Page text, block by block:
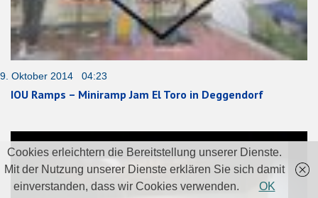
9. Oktober 2014 04:23
IOU Ramps – Miniramp Jam El Toro in Deggendorf
Cookies erleichtern die Bereitstellung unserer Dienste.
Mit der Nutzung unserer Dienste erklären Sie sich damit
einverstanden, dass wir Cookies verwenden.
OK